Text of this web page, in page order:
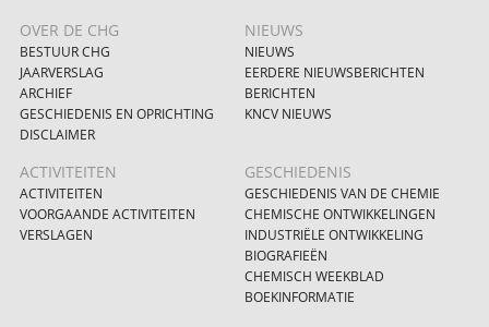
OVER DE CHG
BESTUUR CHG
JAARVERSLAG
ARCHIEF
GESCHIEDENIS EN OPRICHTING
DISCLAIMER
NIEUWS
NIEUWS
EERDERE NIEUWSBERICHTEN
BERICHTEN
KNCV NIEUWS
ACTIVITEITEN
ACTIVITEITEN
VOORGAANDE ACTIVITEITEN
VERSLAGEN
GESCHIEDENIS
GESCHIEDENIS VAN DE CHEMIE
CHEMISCHE ONTWIKKELINGEN
INDUSTRIËLE ONTWIKKELING
BIOGRAFIEËN
CHEMISCH WEEKBLAD
BOEKINFORMATIE